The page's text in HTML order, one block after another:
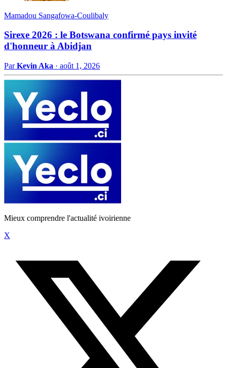
Mamadou Sangafowa-Coulibaly
Sirexe 2026 : le Botswana confirmé pays invité
d'honneur à Abidjan
ParKevin Aka · août 1, 2026
Mieux comprendre l'actualité ivoirienne
X